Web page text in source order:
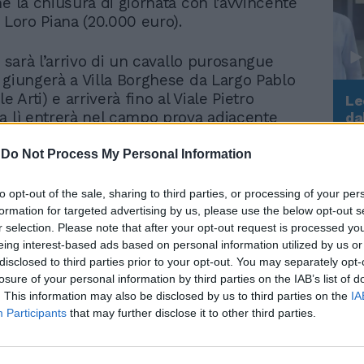
Do Not Process My Personal Information
opt-out of the sale, sharing to third parties, or processing of your
for targeted advertising by us, please use the below opt-out
selection. Please note that after your opt-out request is processed
interest-based ads based on personal information utilized by us
to third parties prior to your opt-out. You may separately
of your personal information by third parties on the IAB’s list of
This information may also be disclosed by us to third parties on the
Participants that may further disclose it to other third parties.
Piana (20.000 euro).
sarà l’arrivo di un cavallo purosangue
a Villa Borghese da Largo Pablo
Arti) e arriverà fino al Viale Pietro
lì entrerà nel campo prova adiacente
e ricco Gran Premio Roma, che mette in
(qualificati soprattutto ieri nella Coppa
che, a partire dalle 12.30 saranno
di una gara di straordinario pregio
può incorniciare un'intera carrieria.
Rudy Giuliani a Come States?
Trump, Meloni e la strategia
americana